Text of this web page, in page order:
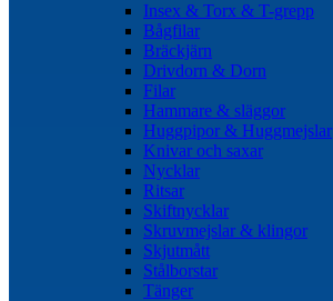
Insex & Torx & T-grepp
Bågfilar
Bräckjärn
Drivdorn & Dorn
Filar
Hammare & släggor
Huggpipor & Huggmejslar
Knivar och saxar
Nycklar
Ritsar
Skiftnycklar
Skruvmejslar & klingor
Skjutmått
Stålborstar
Tänger